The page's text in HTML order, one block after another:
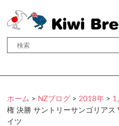
ホーム > NZブログ > 2018年 > 1
権 決勝 サントリーサンゴリアス
イツ